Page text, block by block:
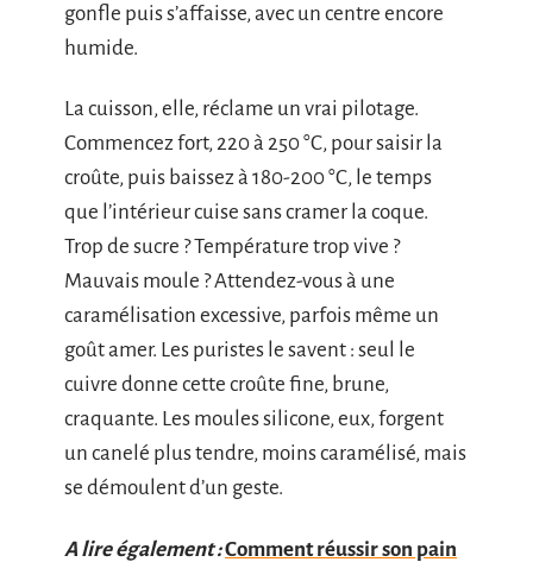
gonfle puis s’affaisse, avec un centre encore
humide.
La cuisson, elle, réclame un vrai pilotage.
Commencez fort, 220 à 250 °C, pour saisir la
croûte, puis baissez à 180-200 °C, le temps
que l’intérieur cuise sans cramer la coque.
Trop de sucre ? Température trop vive ?
Mauvais moule ? Attendez-vous à une
caramélisation excessive, parfois même un
goût amer. Les puristes le savent : seul le
cuivre donne cette croûte fine, brune,
craquante. Les moules silicone, eux, forgent
un canelé plus tendre, moins caramélisé, mais
se démoulent d’un geste.
A lire également :Comment réussir son pain